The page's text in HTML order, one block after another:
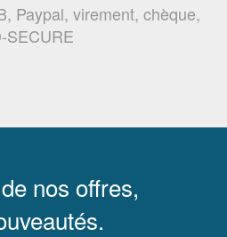
Paypal, virement, chèque,
SECURE
nos offres,